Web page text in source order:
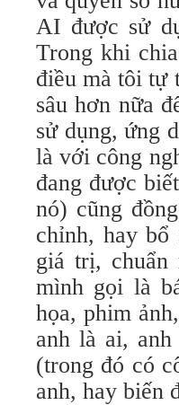
AI được sử
Trong khi
điều mà tôi tự
sâu hơn nữa
sử dụng, ứng
là với công
đang được
nó) cũng
chỉnh, hay
giá trị,
mình gọi là
họa, phim
anh là ai,
(trong đó có
anh, hay biến